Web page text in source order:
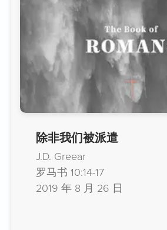
除非我们被派遣
J.D. Greear
罗马书 10:14-17
2019 年 8 月 26 日